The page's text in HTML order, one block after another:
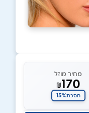
מחיר מוזל
₪170
חסכת15%